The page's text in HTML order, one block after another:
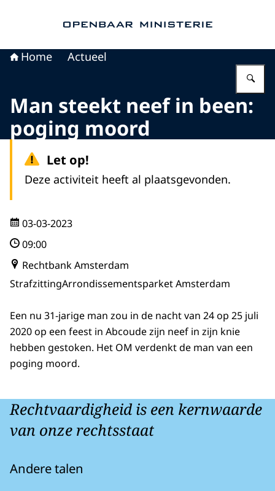
Home Actueel
Man steekt neef in been:
poging moord
Let op!
Deze activiteit heeft al plaatsgevonden.
03-03-2023
09:00
Rechtbank Amsterdam
StrafzittingArrondissementsparket Amsterdam
Een nu 31-jarige man zou in de nacht van 24 op 25 juli
2020 op een feest in Abcoude zijn neef in zijn knie
hebben gestoken. Het OM verdenkt de man van een
poging moord.
Rechtvaardigheid is een kernwaarde
van onze rechtsstaat
Andere talen